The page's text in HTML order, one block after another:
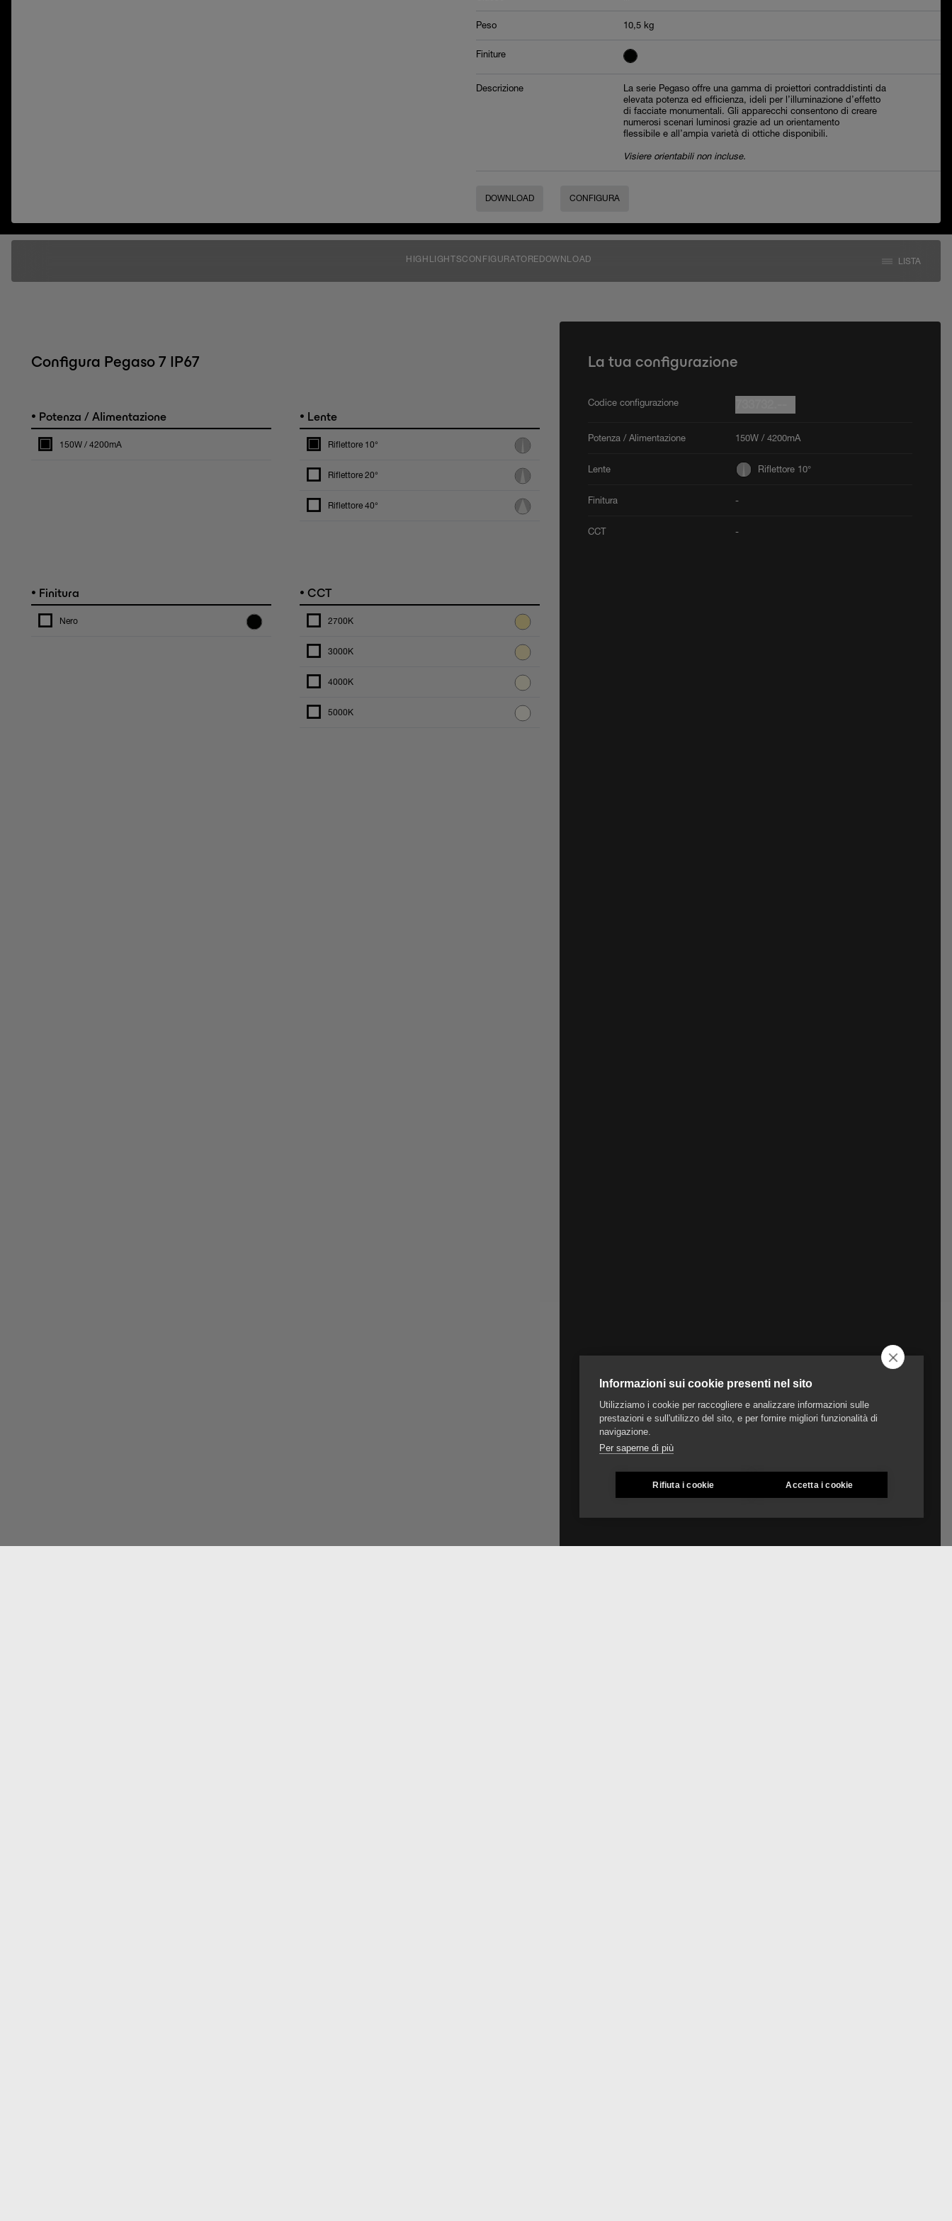
Peso 10,5 kg
Finiture
Descrizione
La serie Pegaso offre una gamma di proiettori contraddistinti da
elevata potenza ed efficienza, ideli per l’illuminazione d’effetto
di facciate monumentali. Gli apparecchi consentono di creare
numerosi scenari luminosi grazie ad un orientamento
flessibile e all’ampia varietà di ottiche disponibili.
Visiere orientabili non incluse.
DOWNLOAD CONFIGURA
HIGHLIGHTSCONFIGURATORE DOWNLOAD LISTA
Configura Pegaso 7 IP67
• Potenza / Alimentazione
150W / 4200mA
• Lente
Riflettore 10°
Riflettore 20°
Riflettore 40°
• Finitura
Nero
• CCT
2700K
3000K
4000K
5000K
La tua configurazione
Codice configurazione
Potenza / Alimentazione 150W / 4200mA
Lente Riflettore 10°
Finitura -
CCT -
Informazioni sui cookie presenti nel sito
Utilizziamo i cookie per raccogliere e analizzare informazioni sulle
prestazioni e sull'utilizzo del sito, e per fornire migliori funzionalità di
navigazione.
Per saperne di più
Rifiuta i cookie Accetta i cookie